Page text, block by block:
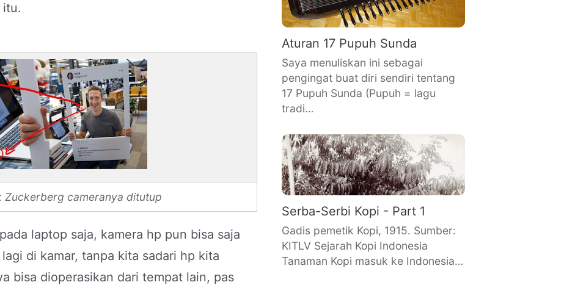
itu.
Zuckerberg cameranya ditutup
laptop saja, kamera hp pun bisa saja
di kamar, tanpa kita sadari hp kita
bisa dioperasikan dari tempat lain, pas
Aturan 17 Pupuh Sunda
Saya menuliskan ini sebagai
pengingat buat diri sendiri tentang
17 Pupuh Sunda (Pupuh = lagu
tradi…
Serba-Serbi Kopi - Part 1
Gadis pemetik Kopi, 1915. Sumber:
KITLV Sejarah Kopi Indonesia
Tanaman Kopi masuk ke Indonesia…